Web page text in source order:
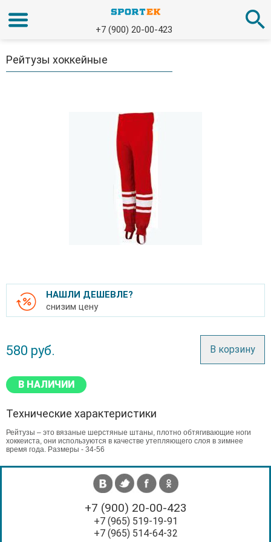
+7 (900) 20-00-423
Рейтузы хоккейные
НАШЛИ ДЕШЕВЛЕ?
снизим цену
580 руб. В корзину
В НАЛИЧИИ
Технические характеристики
Рейтузы – это вязаные шерстяные штаны, плотно обтягивающие ноги
хоккеиста, они используются в качестве утепляющего слоя в зимнее
время года. Размеры - 34-56
+7 (900) 20-00-423
+7 (965) 519-19-91
+7 (965) 514-64-32